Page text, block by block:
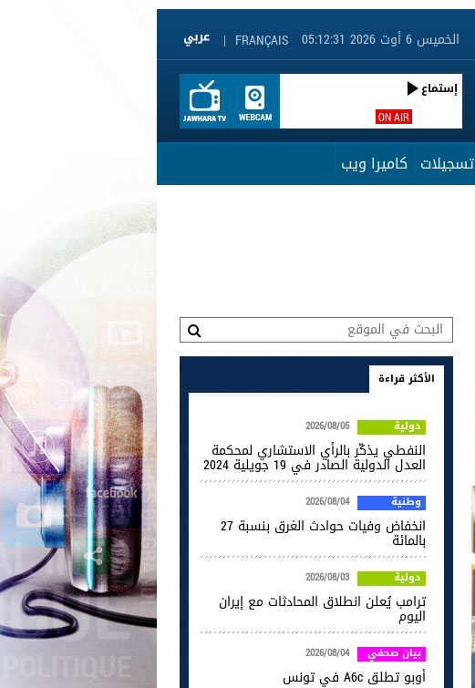
FRANÇAIS
| الخميس 6 أوت 2026 05:12:31
ON AIR
إستماع
تسجيلات كاميرا ويب
الأكثر قراءة
دولية 2026/08/05
النفطي يذكّر بالرأي الاستشاري لمحكمة
العدل الدولية الصادر في 19 جويلية 2024
وطنية 2026/08/04
انخفاض وفيات حوادث الغرق بنسبة 27
بالمائة
دولية 2026/08/03
ترامب يُعلن انطلاق المحادثات مع إيران
اليوم
بيان صحفي 2026/08/04
أوبو تطلق A6c في تونس